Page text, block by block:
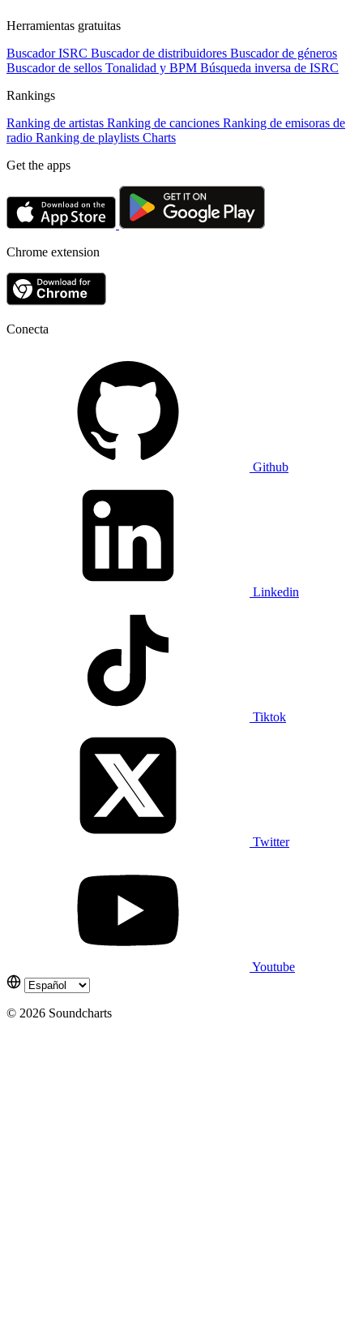
Herramientas gratuitas
Buscador ISRC Buscador de distribuidores Buscador de géneros
Buscador de sellos Tonalidad y BPM Búsqueda inversa de ISRC
Rankings
Ranking de artistas Ranking de canciones Ranking de emisoras de
radio Ranking de playlists Charts
Get the apps
Chrome extension
Conecta
Github
Linkedin
Tiktok
Twitter
Youtube
© 2026 Soundcharts